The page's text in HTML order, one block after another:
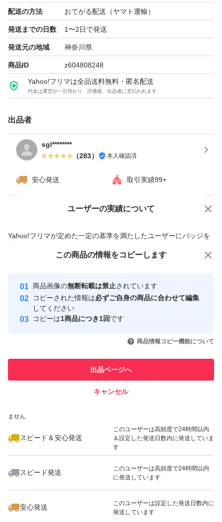
配送の方法 おてがる配送（ヤマト運輸）
発送までの日数 1〜2日で発送
発送元の地域 神奈川県
商品ID z604808248
Yahoo!フリマは全品送料無料・匿名配送
代金は運営が一旦預かり、評価後、出品者に支払われます
出品者
sgl********
（283） 本人確認済
安心発送 取引実績99+
ユーザーの実績について
Yahoo!フリマが定めた一定の基準を満たしたユーザーにバッジを
付与しています
安心取引出品者
心・安全なユーザーです
取引実績
引を完了させた実績があります
での取引実績があります
ません
スピード＆安心発送
このユーザーは高頻度で24時間以内
＆設定した発送日数内に発送していま
す
スピード発送
このユーザーは高頻度で24時間以内
に発送しています
安心発送
このユーザーは設定した発送日数内に
発送しています
価格の相談 商品への質問
この商品の情報をコピーします
商品画像の無断転載は禁止されています
コピーされた情報は必ずご自身の商品に合わせて編集
してください
コピーは1商品につき1回です
商品情報コピー機能について
出品ページへ
キャンセル
この商品をみている人にオススメ
いいね！
9,980